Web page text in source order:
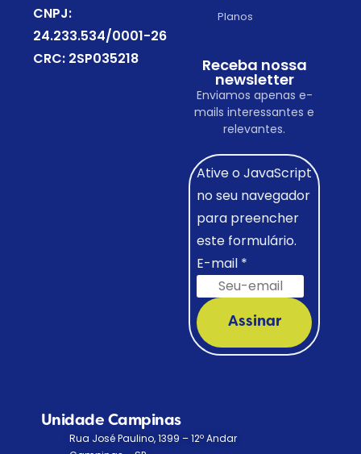
CNPJ:
24.233.534/0001-26
CRC: 2SP035218
Planos
Receba nossa
newsletter
Enviamos apenas e-
mails interessantes e
relevantes.
Ative o JavaScript
no seu navegador
para preencher
este formulário.
E-mail *
Assinar
Unidade Campinas
Rua José Paulino, 1399 – 12º Andar